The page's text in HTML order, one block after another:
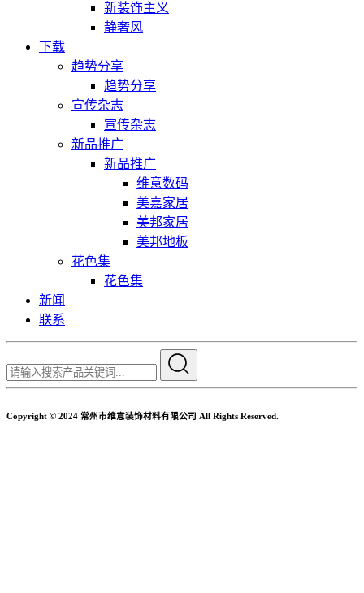
新装饰主义
静奢风
下载
趋势分享
趋势分享
宣传杂志
宣传杂志
新品推广
新品推广
维意数码
美嘉家居
美邦家居
美邦地板
花色集
花色集
新闻
联系
Copyright © 2024 常州市维意装饰材料有限公司 All Rights Reserved.